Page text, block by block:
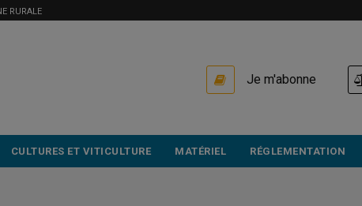
RURALE
Je m'abonne
CULTURES ET VITICULTURE MATÉRIEL RÉGLEMENTATION